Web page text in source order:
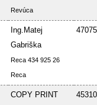
Revúca
Ing.Matej
Gabriška
Reca 434 925 26
Reca
COPY PRINT